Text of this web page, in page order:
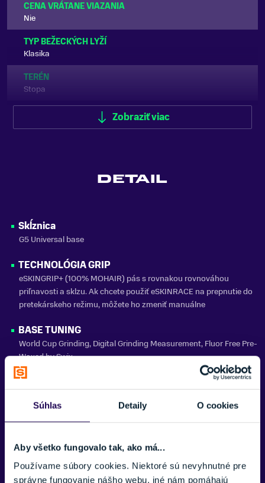
Súhlas Detaily O cookies
Aby všetko fungovalo tak, ako má...
Používame súbory cookies. Niektoré sú nevyhnutné pre
správne fungovanie nášho webu, iné nám pomáhajú
CENA VRÁTANE VIAZANIA
Nie
TYP BEŽECKÝCH LYŽÍ
Klasika
TERÉN
Stopa
ZNAČKA
Salomon
Zobraziť menej
Zobraziť viac
DETAIL
Skĺznica
G5 Universal base
TECHNOLÓGIA GRIP
eSKINGRIP+ (100% MOHAIR) pás s rovnakou rovnováhou
priľnavosti a sklzu. Ak chcete použiť eSKINRACE na prepnutie do
pretekárskeho režimu, môžete ho zmeniť manuálne
BASE TUNING
World Cup Grinding, Digital Grinding Measurement, Fluor Free Pre-
Waxed by Swix
SIDECUT TYPE
SKI CONSTRUCTION
Side cut
44/44/44